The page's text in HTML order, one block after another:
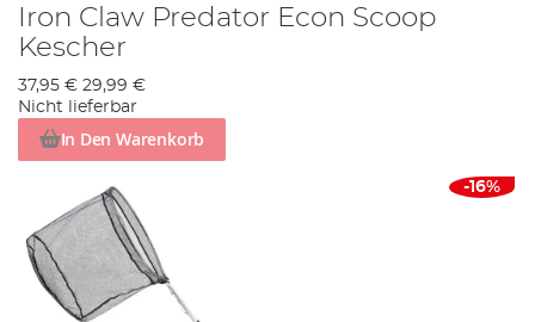
Iron Claw Predator Econ Scoop
Kescher
37,95 € 29,99 €
Nicht lieferbar
In Den Warenkorb
-16%